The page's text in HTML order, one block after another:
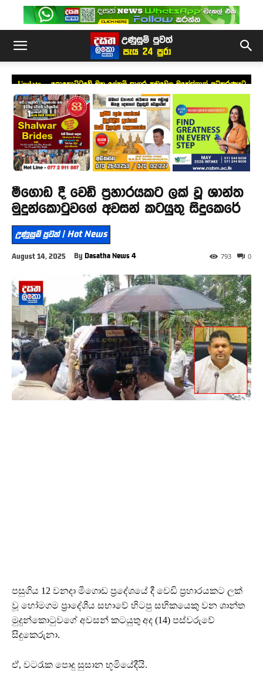
Update – පොහොට්ටුවේ මහ ලේකම් සාගර කඩුවෙල මහේස්ත්‍රාත් අධිකරණයට
ඉදිරිපත් කෙරේ
මීගොඩ දී වෙඩි ප්‍රහාරයකට ලක් වූ ශාන්ත
මුදුන්කොටුවගේ අවසන් කටයුතු සිදුකෙරේ
උණුසුම් පුවත් | Hot News
August 14, 2025 By Dasatha News 4 0
793
පසුගිය 12 වනදා මීගොඩ ප්‍රදේශයේ දී වෙඩි ප්‍රහාරයකට ලක්
වූ හෝමගම ප්‍රාදේශීය සභාවේ හිටපු සභිකයෙකු වන ශාන්ත
මුදුන්කොටුවගේ අවසන් කටයුතු අද (14) පස්වරුවේ
සිදුකෙරුනා.
ඒ, වටරැක පොදු සුසාන භූමියේදීයි.